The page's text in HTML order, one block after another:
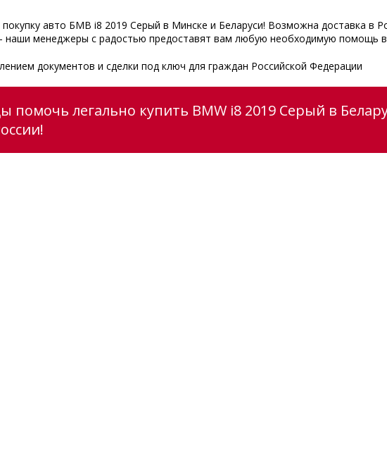
авто БМВ i8 2019 Серый в Минске и Беларуси! Возможна доставка в
наши менеджеры с радостью предоставят вам любую необходимую помощь
документов и сделки под ключ для граждан Российской Федерации
помочь легально купить BMW i8 2019 Серый в